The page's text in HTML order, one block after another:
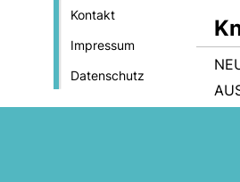
Kontakt
Impressum
Datenschutz